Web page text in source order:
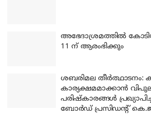
അഭേദാശ്രമത്തില്‍
11 ന് ആരംഭിക്കും
ശബരിമല
കാര്യക്ഷമമാക്കാന്‍
പരിഷ്‌കാരങ്ങള്‍
ബോര്‍ഡ് പ്രസിഡന്റ്